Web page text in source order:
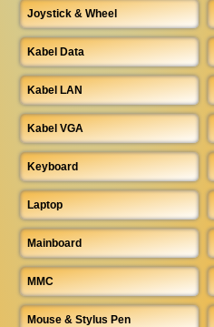
Joystick & Wheel
Kabel Data
Kabel LAN
Kabel VGA
Keyboard
Laptop
Mainboard
MMC
Mouse & Stylus Pen